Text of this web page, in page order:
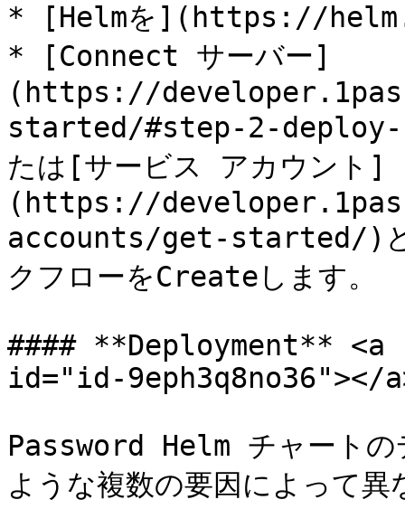
* [Helmを](https://
* [Connect サーバー]
(https://
started/#step-2-deploy-
たは[サービス アカウント]
(https://
accounts/get-started/)
クフローをCreateします。
#### **Deployment** <a
id="id-9eph3q8no36"></
Password Helm チャートの
ような複数の要因によって異